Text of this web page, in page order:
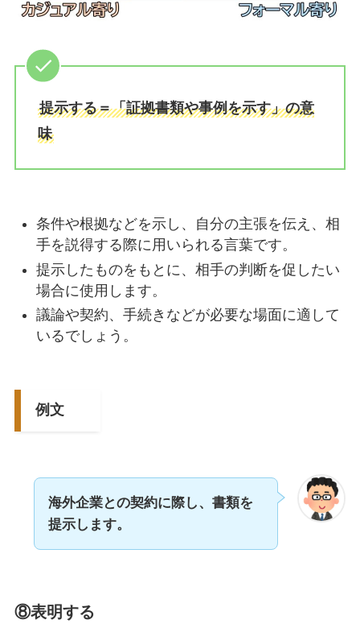
提示する＝「証拠書類や事例を示す」の意
味
条件や根拠などを示し、自分の主張を伝え、相
手を説得する際に用いられる言葉です。
提示したものをもとに、相手の判断を促したい
場合に使用します。
議論や契約、手続きなどが必要な場面に適して
いるでしょう。
例文
海外企業との契約に際し、書類を
提示します。
⑧表明する